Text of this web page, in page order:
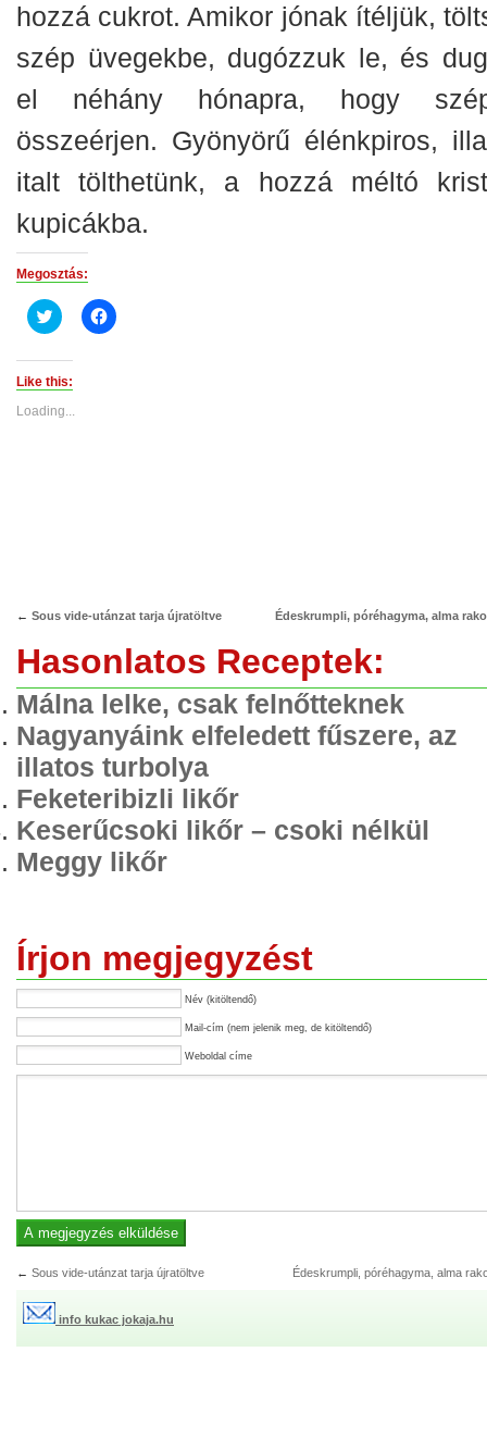
hozzá cukrot. Amikor jónak ítéljük,
szép üvegekbe, dugózzuk le, és
el néhány hónapra, hogy
összeérjen. Gyönyörű élénkpiros,
italt tölthetünk, a hozzá méltó
kupicákba.
Megosztás:
Click
to
on
(Opens
new
Click
to
Like this:
Loading...
← Sous vide-utánzat tarja újratöltve Édeskrumpli, póréhagyma, alma
Hasonlatos Receptek:
Málna lelke, csak felnőtteknek
Nagyanyáink elfeledett fűszere, az
illatos turbolya
Feketeribizli likőr
Keserűcsoki likőr – csoki nélkül
Meggy likőr
Írjon megjegyzést
Név (kitöltendő)
Mail-cím (nem jelenik meg, de kitöltendő)
Weboldal címe
← Sous vide-utánzat tarja újratöltve Édeskrumpli, póréhagyma, alma
info kukac jokaja.hu